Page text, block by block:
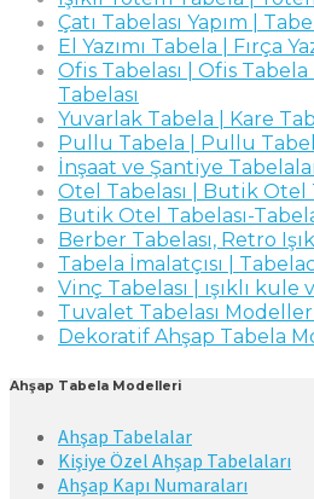
Çatı Tabelası Yapım |
El Yazımı Tabela | Fırça
Ofis Tabelası | Ofis
Tabelası
Yuvarlak Tabela | Kare
Pullu Tabela | Pullu
İnşaat ve Şantiye
Otel Tabelası | Butik Otel
Butik Otel Tabelası-
Berber Tabelası, Retro
Tabela İmalatçısı |
Vinç Tabelası | ışıklı kule
Tuvalet Tabelası
Dekoratif Ahşap Tabela
Ahşap Tabela Modelleri
Ahşap Tabelalar
Kişiye Özel Ahşap Tabelaları
Ahşap Kapı Numaraları